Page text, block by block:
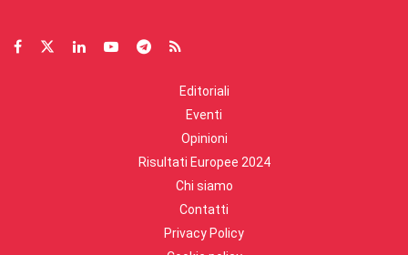
Editoriali
Eventi
Opinioni
Risultati Europee 2024
Chi siamo
Contatti
Privacy Policy